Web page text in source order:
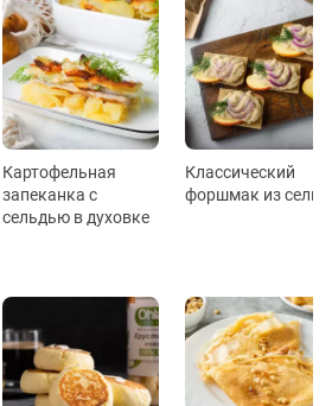
Картофельная
запеканка с
сельдью в духовке
Классический
форшмак из